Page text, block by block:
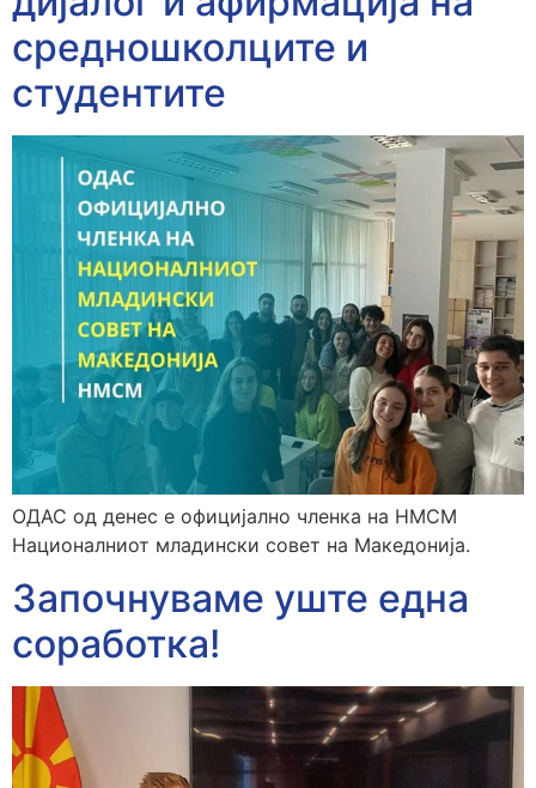
средношколците и
студентите
ОДАС од денес е официјално членка на НМСМ
Националниот младински совет на Македонија.
Започнуваме уште една
соработка!